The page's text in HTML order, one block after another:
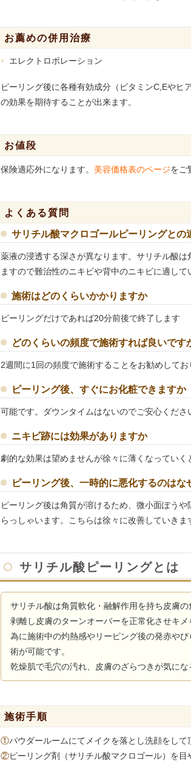
お薦めの併用治療
エレクトロポレーション
ピーリング後に各種有効成分（ビタミンC,Eやヒ
の効果を期待することが出来ます。
お値段
保険適応外になります。 美容価格表のページをご
よくある質問
サリチル酸マクロゴールピーリングとの
薬液の浸透する深さが異なります。サリチル酸
ますので難治性のニキビや背中のニキビに適して
施術はどのくらいかかりますか
ピーリングだけであれば20分前後で終了します
どのくらいの頻度で施術すれば良いです
2週間に1回の頻度で施術することをお勧めしてお
ピーリング後、すぐにお化粧できますか
可能です。ダウンタイムはないのでご安心くださ
ニキビ跡には効果がありますか
劇的な効果は望めませんが徐々に薄くなっていく
ピーリング後、一時的に悪化するのはな
ピーリング後は角質が溶けるため、微小面ぽう
らっしゃいます。こちらは徐々に改善していきま
サリチル酸ピーリングとは
サリチル酸は角質軟化・融解作用を持ち皮膚
剥離し皮膚のターンオーバーを正常化させキ
為に施術中の灼熱感やリーピング後の発赤や
術が可能です。
乾燥肌で毛穴の汚れ、皮膚のざらつきが気にな
施術手順
①パウダールームにてメイクを落とし洗顔をして
②ピーリング剤（サリチル酸マクロゴール）を